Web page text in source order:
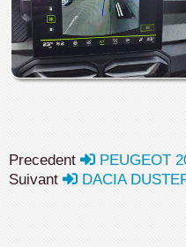
Precedent
PEUGEOT
Suivant
DACIA